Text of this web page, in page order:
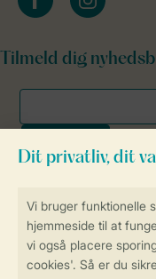
Sikker og hurtig
Sikker
Tilmeld dig